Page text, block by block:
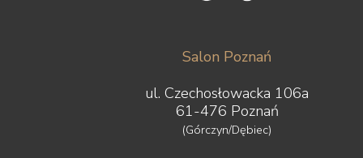
Salon Poznań
ul. Czechosłowacka 106a
61-476 Poznań
(Górczyn/Dębiec)